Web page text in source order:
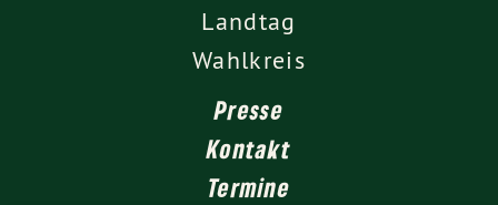
Landtag
Wahlkreis
Presse
Kontakt
Termine